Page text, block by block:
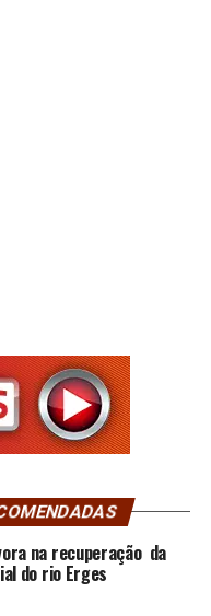
na recuperação da
do rio Erges